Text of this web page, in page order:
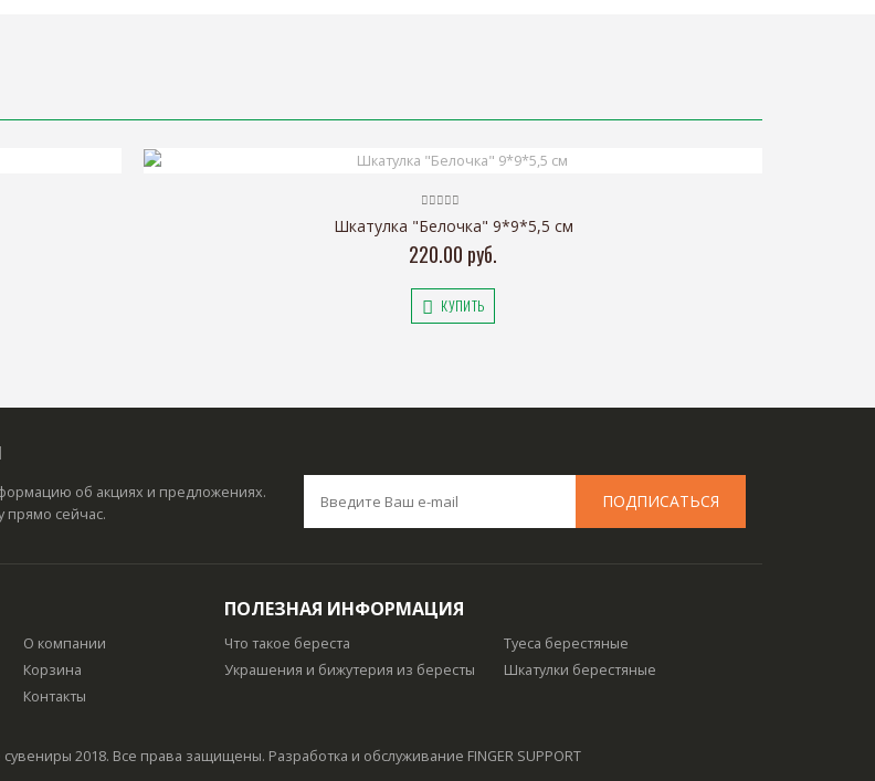
Шкатулка "Белочка" 9*9*5,5 см
220.00 руб.
КУПИТЬ
об акциях и предложениях.
прямо сейчас.
О компании
Корзина
Контакты
ПОЛЕЗНАЯ ИНФОРМАЦИЯ
Что такое береста
Украшения и бижутерия из бересты
Туеса берестяные
Шкатулки берестяные
2018. Все права защищены. Разработка и обслуживание FINGER SUPPORT